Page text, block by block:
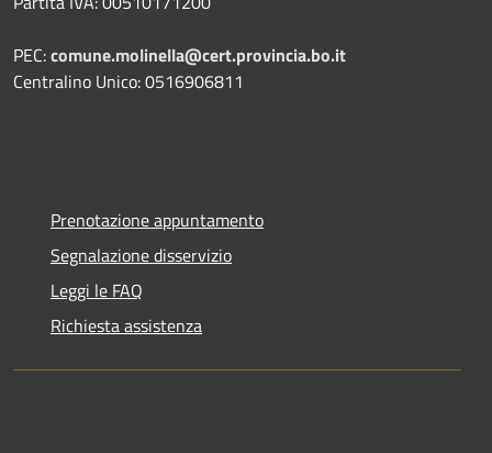
PEC:comune.molinella@cert.provincia.bo.it
Centralino Unico: 0516906811
Prenotazione appuntamento
Segnalazione disservizio
Leggi le FAQ
Richiesta assistenza